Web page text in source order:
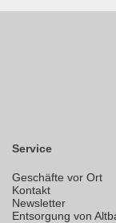
Service
Geschäfte vor Ort
Kontakt
Newsletter
Entsorgung von